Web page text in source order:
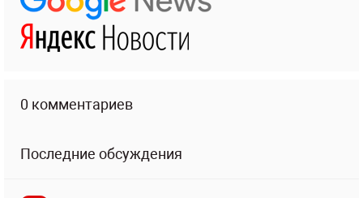
0 комментариев
Последние обсуждения